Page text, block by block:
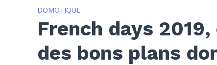
DOMOTIQUE
French days
des bons plans